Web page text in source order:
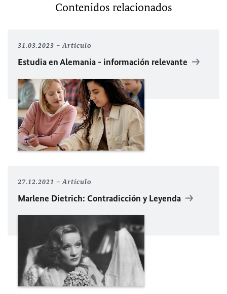
Contenidos relacionados
31.03.2023 Artículo
Estudia en Alemania - información relevante
27.12.2021 Artículo
Marlene Dietrich: Contradicción y Leyenda